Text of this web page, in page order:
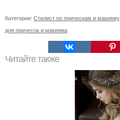
Категории: Стилист по прическам и макияжу
для причесок и макияжа
Читайте также